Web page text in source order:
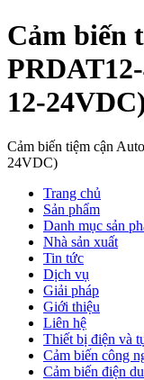
Cảm biến
12-
Cảm biến tiệm cận
24VDC)
Trang chủ
Sản phẩm
Danh mục sản
Nhà sản xuất
Tin tức
Dịch vụ
Giải pháp
Giới thiệu
Liên hệ
Thiết bị điện và
Cảm biến công
Cảm biến điện